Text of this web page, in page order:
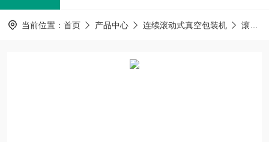
当前位置： 首页 产品中心 连续滚动式真空包装机 滚动式包装机